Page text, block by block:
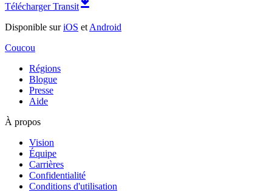
Télécharger Transit
Disponible suriOS et Android
Coucou
Régions
Blogue
Presse
Aide
À propos
Vision
Équipe
Carrières
Confidentialité
Conditions d'utilisation